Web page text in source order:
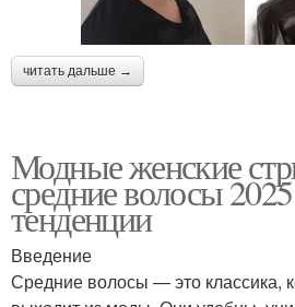
читать дальше →
Модные женские
средние волосы
тенденции
Введение
Средние волосы — это классика,